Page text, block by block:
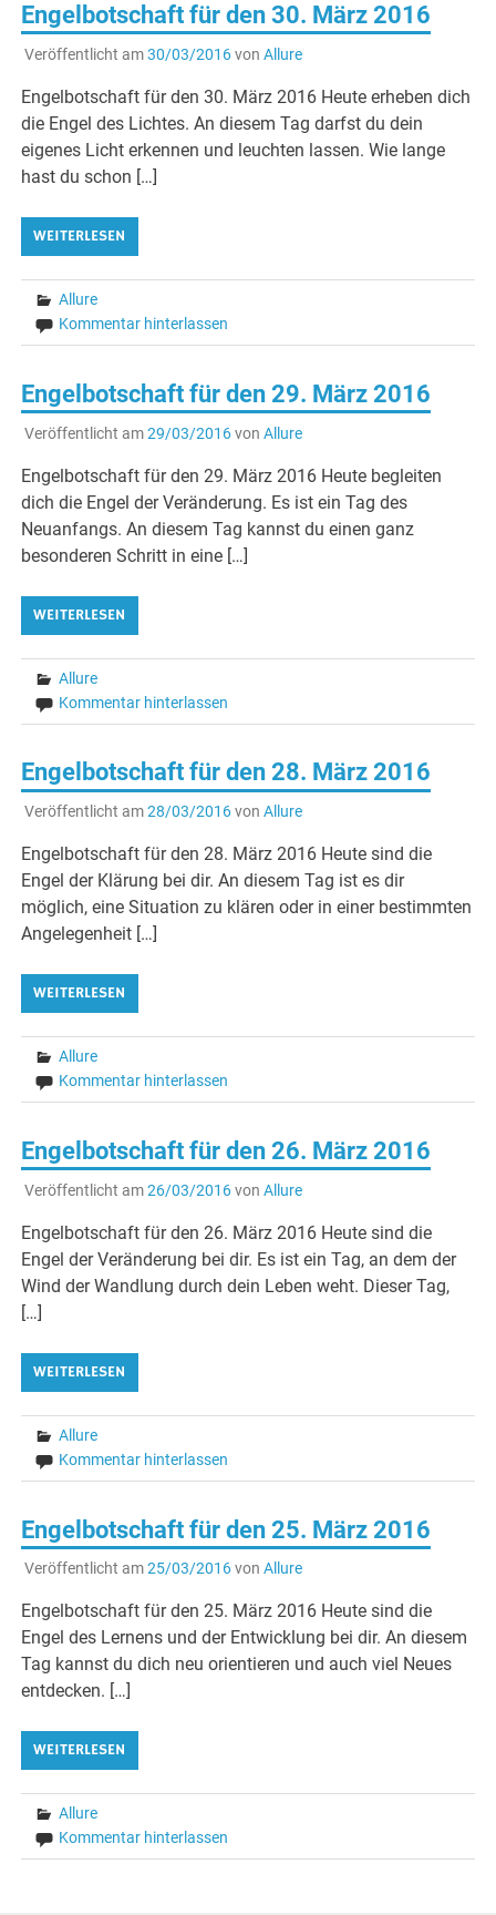
Engelbotschaft für den 30. März 2016
Veröffentlicht am30/03/2016von Allure
Engelbotschaft für den 30. März 2016 Heute erheben dich
die Engel des Lichtes. An diesem Tag darfst du dein
eigenes Licht erkennen und leuchten lassen. Wie lange
hast du schon […]
WEITERLESEN
Allure
Kommentar hinterlassen
Engelbotschaft für den 29. März 2016
Veröffentlicht am29/03/2016von Allure
Engelbotschaft für den 29. März 2016 Heute begleiten
dich die Engel der Veränderung. Es ist ein Tag des
Neuanfangs. An diesem Tag kannst du einen ganz
besonderen Schritt in eine […]
WEITERLESEN
Allure
Kommentar hinterlassen
Engelbotschaft für den 28. März 2016
Veröffentlicht am28/03/2016von Allure
Engelbotschaft für den 28. März 2016 Heute sind die
Engel der Klärung bei dir. An diesem Tag ist es dir
möglich, eine Situation zu klären oder in einer bestimmten
Angelegenheit […]
WEITERLESEN
Allure
Kommentar hinterlassen
Engelbotschaft für den 26. März 2016
Veröffentlicht am26/03/2016von Allure
Engelbotschaft für den 26. März 2016 Heute sind die
Engel der Veränderung bei dir. Es ist ein Tag, an dem der
Wind der Wandlung durch dein Leben weht. Dieser Tag,
[…]
WEITERLESEN
Allure
Kommentar hinterlassen
Engelbotschaft für den 25. März 2016
Veröffentlicht am25/03/2016von Allure
Engelbotschaft für den 25. März 2016 Heute sind die
Engel des Lernens und der Entwicklung bei dir. An diesem
Tag kannst du dich neu orientieren und auch viel Neues
entdecken. […]
WEITERLESEN
Allure
Kommentar hinterlassen